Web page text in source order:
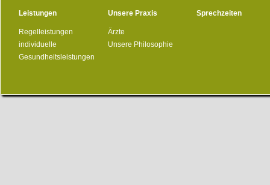
Leistungen
Regelleistungen
individuelle
Gesundheitsleistungen
Unsere Praxis
Ärzte
Unsere Philosophie
Sprechzeiten